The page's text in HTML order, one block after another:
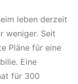
leben derzeit
weniger. Seit
Pläne für eine
Eine
für 300